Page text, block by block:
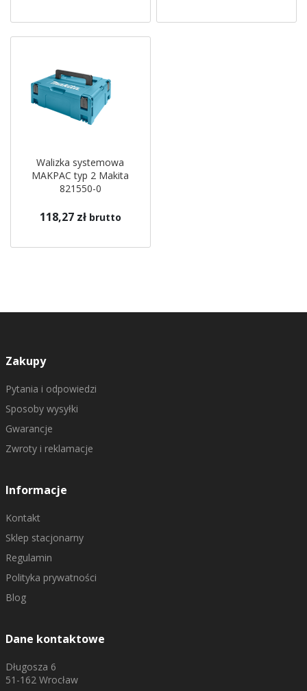
Walizka systemowa
MAKPAC typ 2 Makita
821550-0
118,27 zł brutto
Zakupy
Pytania i odpowiedzi
Sposoby wysyłki
Gwarancje
Zwroty i reklamacje
Informacje
Kontakt
Sklep stacjonarny
Regulamin
Polityka prywatności
Blog
Dane kontaktowe
Długosza 6
51-162 Wrocław